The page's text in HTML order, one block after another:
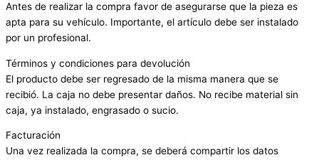
Antes de realizar la compra favor de asegurarse que la pieza es
apta para su vehículo. Importante, el artículo debe ser instalado
por un profesional.
Términos y condiciones para devolución
El producto debe ser regresado de la misma manera que se
recibió. La caja no debe presentar daños. No recibe material sin
caja, ya instalado, engrasado o sucio.
Facturación
Una vez realizada la compra, se deberá compartir los datos